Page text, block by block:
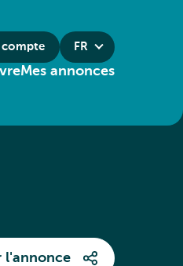
compte FR
Mes annonces
l'annonce